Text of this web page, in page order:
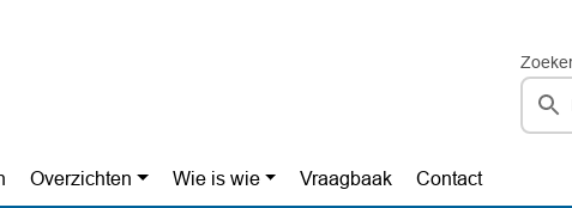
Overzichten Wie is wie Vraagbaak Contact